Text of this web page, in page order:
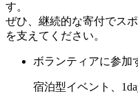
す。
ぜひ、継続的な寄付でス
を支えてください。
ボランティアに参加
宿泊型イベント、